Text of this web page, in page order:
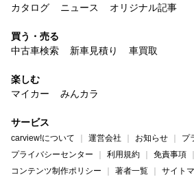
カタログ
ニュース オリジナル記事
買う・売る
中古車検索
新車見積り 車買取
楽しむ
マイカー
みんカラ
サービス
carview!について 運営会社 お知らせ
プ
プライバシーセンター
利用規約
免責事項
コンテンツ制作ポリシー
著者一覧
サイト